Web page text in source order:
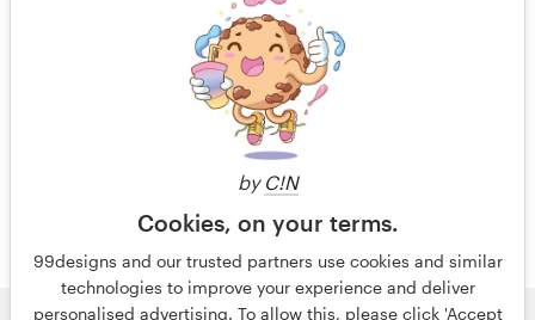
by C!N
Cookies, on your terms.
99designs and our trusted partners use cookies and similar
technologies to improve your experience and deliver
personalised advertising. To allow this, please click 'Accept
il y a 3 ans
Voir leur concours de logo et guide
website is hard to navigate.
Parcourir toutes les catégories
+49 30 568 377 84
Centre d'aide